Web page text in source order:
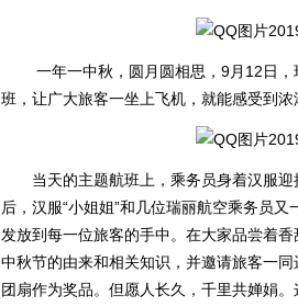
一年一中秋，圆月圆相思，9月12日，
班，让广大旅客一坐上飞机，就能感受到浓
当天的主题航班上，乘务员身着汉服迎
后，汉服“小姐姐”和几位瑞丽航空乘务员
发放到每一位旅客的手中。在大家品尝着
中秋节的由来和相关知识，并邀请旅客一
团扇作为奖品。但愿人长久，千里共婵娟